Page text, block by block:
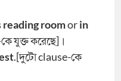
reading roomorin
যুক্ত করেছে]।
.[দুটো clause-কে